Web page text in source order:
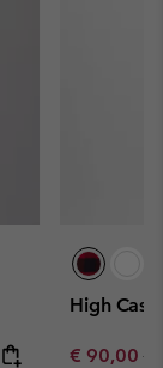
High
Sale price:
€ 90,00€